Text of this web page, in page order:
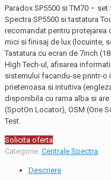
Paradox SP5500 si TM70 –
Spectra SP5500 si tastatura
recomandat pentru protejarea
mici si finisaj de lux (locuinte,
Tastatura cu ecran de 7inch
High Tech-ul, afisarea
sistemului facandu-se printr-o
prietenoasa si intuitiva
disponibila cu rama alba si
(SpotOn Locator), OSM (One
Test.
Solicita oferta
Categorie: Centrale Spectra
Descriere